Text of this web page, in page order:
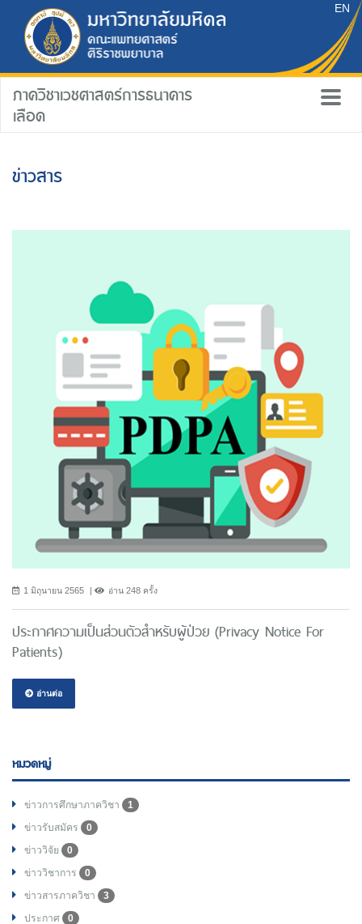
EN
ภาควิชาเวชศาสตร์การธนาคาร
เลือด
ข่าวสาร
1 มิถุนายน 2565 อ่าน 248 ครั้ง
ประกาศความเป็นส่วนตัวสำหรับผู้ป่วย (Privacy Notice For
Patients)
อ่านต่อ
หมวดหมู่
ข่าวการศึกษาภาควิชา
1
ข่าวรับสมัคร
0
ข่าววิจัย
0
ข่าววิชาการ
0
ข่าวสารภาควิชา
3
ประกาศ
0